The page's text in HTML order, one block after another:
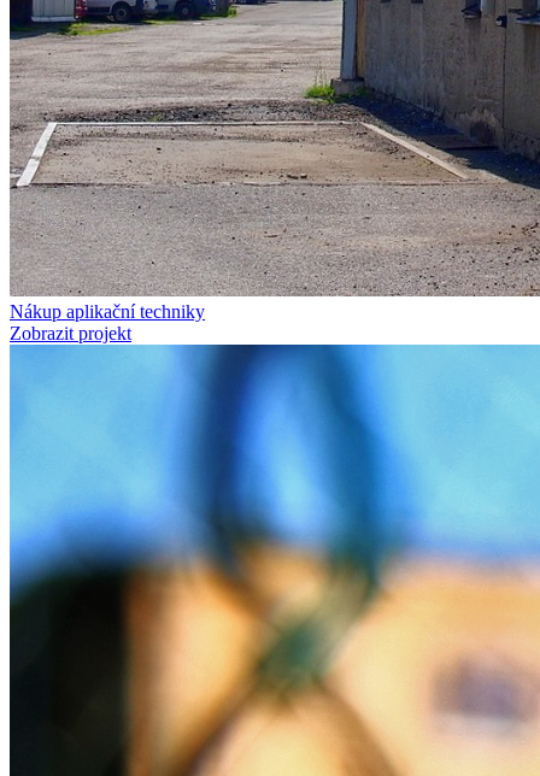
Nákup aplikační techniky
Zobrazit projekt